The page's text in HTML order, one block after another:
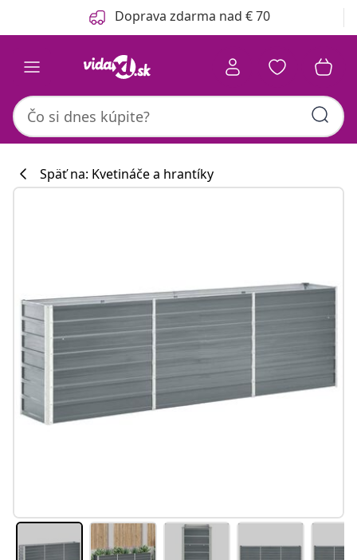
Predchádzajúce Doprava zdarma nad € 70
Späť na: Kvetináče a hrantíky